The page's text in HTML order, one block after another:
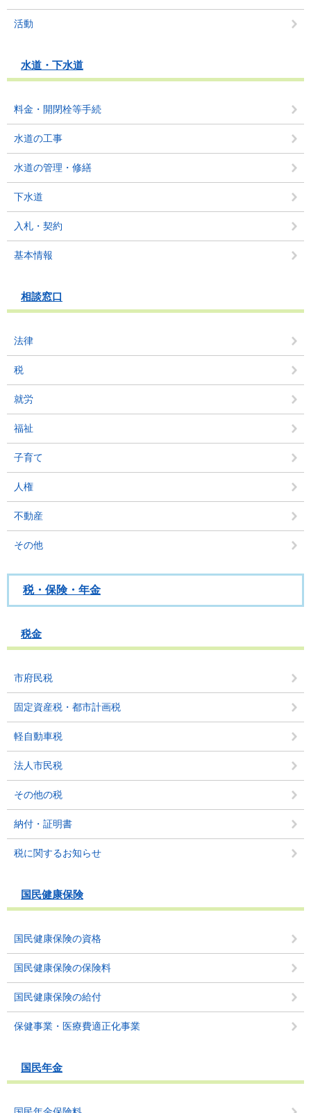
活動
水道・下水道
料金・開閉栓等手続
水道の工事
水道の管理・修繕
下水道
入札・契約
基本情報
相談窓口
法律
税
就労
福祉
子育て
人権
不動産
その他
税・保険・年金
税金
市府民税
固定資産税・都市計画税
軽自動車税
法人市民税
その他の税
納付・証明書
税に関するお知らせ
国民健康保険
国民健康保険の資格
国民健康保険の保険料
国民健康保険の給付
保健事業・医療費適正化事業
国民年金